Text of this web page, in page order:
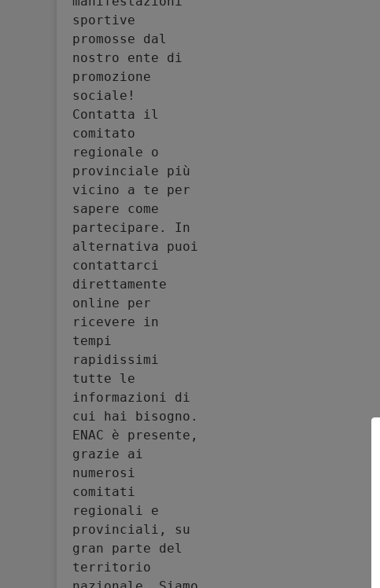
sportive
promosse dal
nostro ente di
promozione
sociale!
Contatta il
comitato
regionale o
provinciale più
vicino a te per
sapere come
partecipare. In
alternativa puoi
contattarci
direttamente
online per
ricevere in
tempi
rapidissimi
tutte le
informazioni di
cui hai bisogno.
ENAC è presente,
grazie ai
numerosi
comitati
regionali e
provinciali, su
gran parte del
territorio